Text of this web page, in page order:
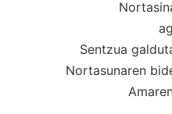
Sentzua
Nortasunaren